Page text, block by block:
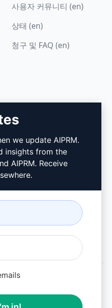
사용자 커뮤니티 (en)
상태 (en)
청구 및 FAQ (en)
다운로드
설치 방법
Google 크롬
Microsoft Edge
trademarks are the
we update AIPRM.
insights from the
AIPRM. Receive